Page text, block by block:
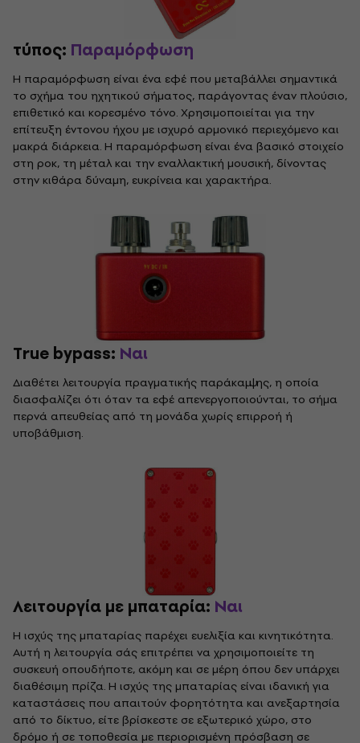
τύπος: Παραμόρφωση
Η παραμόρφωση είναι ένα εφέ που μεταβάλλει σημαντικά
το σχήμα του ηχητικού σήματος, παράγοντας έναν πλούσιο,
επιθετικό και κορεσμένο τόνο. Χρησιμοποιείται για την
επίτευξη έντονου ήχου με ισχυρό αρμονικό περιεχόμενο και
μακρά διάρκεια. Η παραμόρφωση είναι ένα βασικό στοιχείο
στη ροκ, τη μέταλ και την εναλλακτική μουσική, δίνοντας
στην κιθάρα δύναμη, ευκρίνεια και χαρακτήρα.
True bypass: Ναι
Διαθέτει λειτουργία πραγματικής παράκαμψης, η οποία
διασφαλίζει ότι όταν τα εφέ απενεργοποιούνται, το σήμα
περνά απευθείας από τη μονάδα χωρίς επιρροή ή
υποβάθμιση.
Λειτουργία με μπαταρία: Ναι
Η ισχύς της μπαταρίας παρέχει ευελιξία και κινητικότητα.
Αυτή η λειτουργία σάς επιτρέπει να χρησιμοποιείτε τη
συσκευή οπουδήποτε, ακόμη και σε μέρη όπου δεν υπάρχει
διαθέσιμη πρίζα. Η ισχύς της μπαταρίας είναι ιδανική για
καταστάσεις που απαιτούν φορητότητα και ανεξαρτησία
από το δίκτυο, είτε βρίσκεστε σε εξωτερικό χώρο, στο
δρόμο ή σε τοποθεσία με περιορισμένη πρόσβαση σε